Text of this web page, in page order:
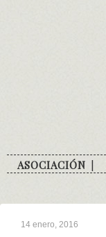
ASOCIACIÓN
14 enero, 2016